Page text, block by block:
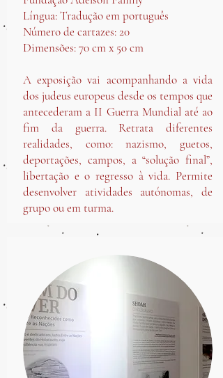
Língua: Tradução em português
Número de cartazes: 20
Dimensões: 70 cm x 50 cm
A exposição vai acompanhando a vida
dos judeus europeus desde os tempos que
antecederam a II Guerra Mundial até ao
fim da guerra. Retrata diferentes
realidades, como: nazismo, guetos,
deportações, campos, a “solução final”,
libertação e o regresso à vida. Permite
desenvolver atividades autónomas, de
grupo ou em turma.